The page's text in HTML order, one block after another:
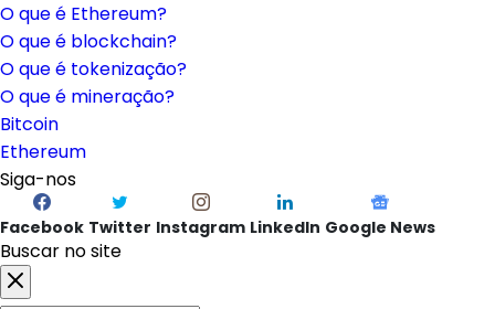
O que é Ethereum?
O que é blockchain?
O que é tokenização?
O que é mineração?
Bitcoin
Ethereum
Siga-nos
Facebook Twitter Instagram LinkedIn Google News
Buscar no site